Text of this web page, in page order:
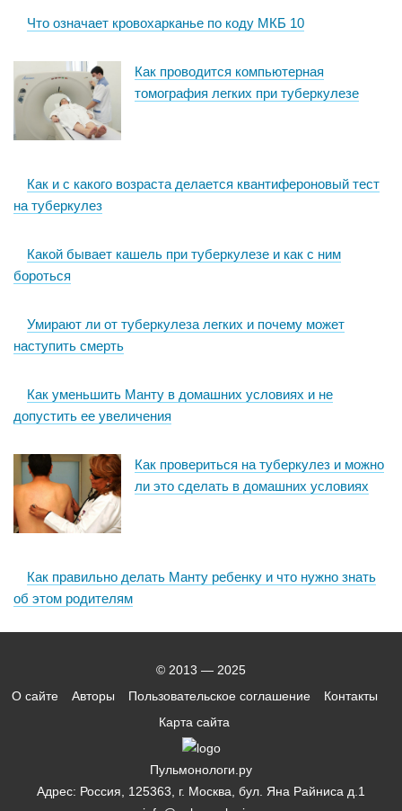
Что означает кровохарканье по коду МКБ 10
Как проводится компьютерная
томография легких при туберкулезе
Как и с какого возраста делается квантифероновый тест
на туберкулез
Какой бывает кашель при туберкулезе и как с ним
бороться
Умирают ли от туберкулеза легких и почему может
наступить смерть
Как уменьшить Манту в домашних условиях и не
допустить ее увеличения
Как провериться на туберкулез и можно
ли это сделать в домашних условиях
Как правильно делать Манту ребенку и что нужно знать
об этом родителям
© 2013 — 2025
О сайте
Авторы Пользовательское соглашение
Контакты
Карта сайта
Пульмонологи.ру
Адрес: Россия, 125363, г. Москва, бул. Яна Райниса д.1